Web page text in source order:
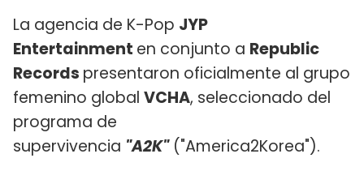
La agencia de K-Pop JYP
Entertainment en conjunto a Republic
Records presentaron oficialmente al grupo
femenino global VCHA, seleccionado del
programa de
supervivencia "A2K"("America2Korea").